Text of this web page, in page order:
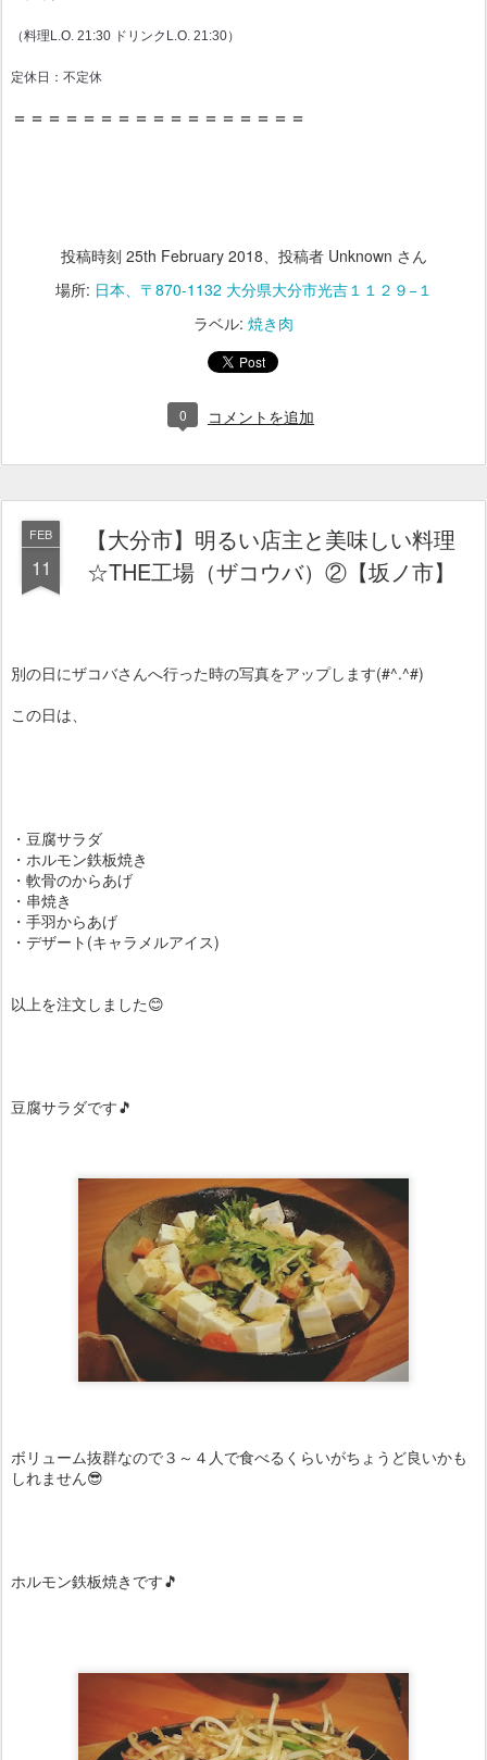
（料理L.O. 21:30 ドリンクL.O. 21:30）
定休日：不定休
＝＝＝＝＝＝＝＝＝＝＝＝＝＝＝＝＝
投稿時刻 25th February 2018、投稿者 Unknown さん
場所: 日本、〒870-1132 大分県大分市光吉１１２９−１
ラベル: 焼き肉
0 コメントを追加
FEB
11
【大分市】明るい店主と美味しい料理
☆THE工場（ザコウバ）②【坂ノ市】
別の日にザコバさんへ行った時の写真をアップします(#^.^#)
この日は、
・豆腐サラダ
・ホルモン鉄板焼き
・軟骨のからあげ
・串焼き
・手羽からあげ
・デザート(キャラメルアイス)
以上を注文しました😊
豆腐サラダです🎵
ボリューム抜群なので３～４人で食べるくらいがちょうど良いかも
しれません😎
ホルモン鉄板焼きです🎵